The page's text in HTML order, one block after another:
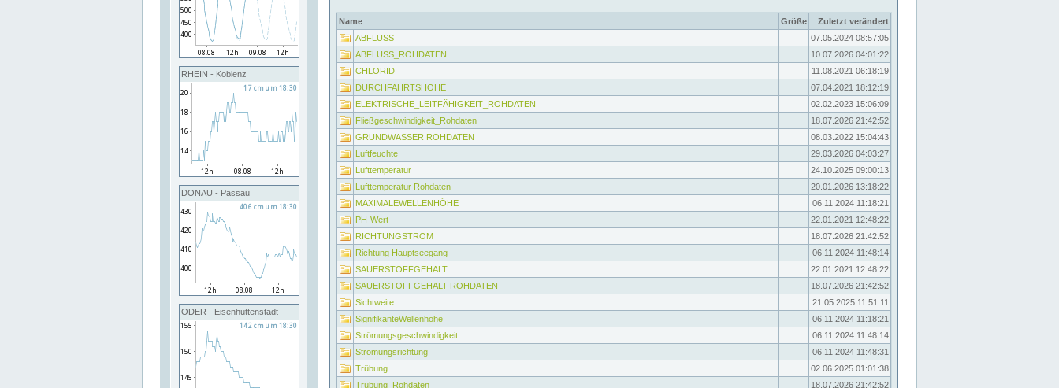
RHEIN - Koblenz
DONAU - Passau
ODER - Eisenhüttenstadt
Name Größe
Zuletzt verändert
ABFLUSS
07.05.2024 08:57:05
ABFLUSS_ROHDATEN
10.07.2026 04:01:22
CHLORID
11.08.2021 06:18:19
DURCHFAHRTSHÖHE
07.04.2021 18:12:19
ELEKTRISCHE_LEITFÄHIGKEIT_ROHDATEN
02.02.2023 15:06:09
Fließgeschwindigkeit_Rohdaten
18.07.2026 21:42:52
GRUNDWASSER ROHDATEN
08.03.2022 15:04:43
Luftfeuchte
29.03.2026 04:03:27
Lufttemperatur
24.10.2025 09:00:13
Lufttemperatur Rohdaten
20.01.2026 13:18:22
MAXIMALEWELLENHÖHE
06.11.2024 11:18:21
PH-Wert
22.01.2021 12:48:22
RICHTUNGSTROM
18.07.2026 21:42:52
Richtung Hauptseegang
06.11.2024 11:48:14
SAUERSTOFFGEHALT
22.01.2021 12:48:22
SAUERSTOFFGEHALT ROHDATEN
18.07.2026 21:42:52
Sichtweite
21.05.2025 11:51:11
SignifikanteWellenhöhe
06.11.2024 11:18:21
Strömungsgeschwindigkeit
06.11.2024 11:48:14
Strömungsrichtung
06.11.2024 11:48:31
Trübung
02.06.2025 01:01:38
Trübung_Rohdaten
18.07.2026 21:42:52